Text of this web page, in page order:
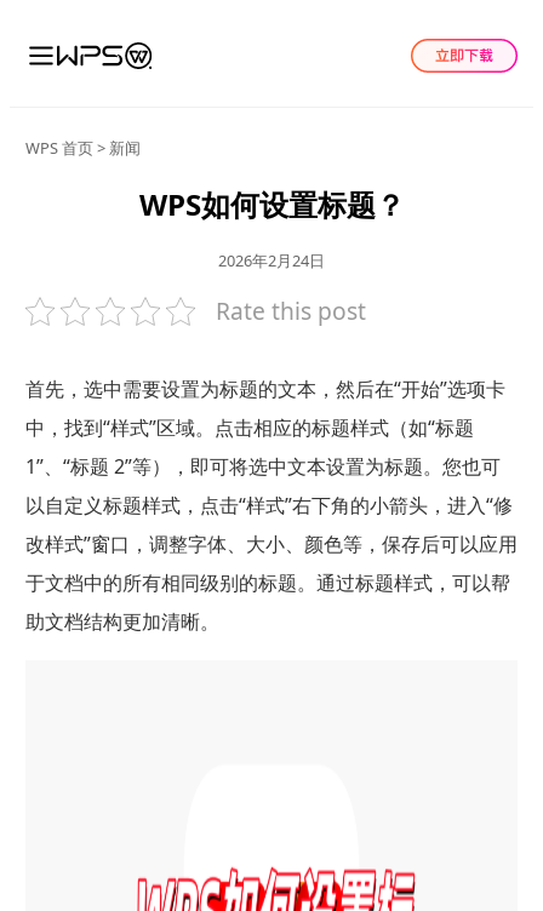
WPS 首页> 新闻
WPS如何设置标题？
2026年2月24日
Rate this post
首先，选中需要设置为标题的文本，然后在“开始”选项卡
中，找到“样式”区域。点击相应的标题样式（如“标题
1”、“标题 2”等），即可将选中文本设置为标题。您也可
以自定义标题样式，点击“样式”右下角的小箭头，进入“修
改样式”窗口，调整字体、大小、颜色等，保存后可以应用
于文档中的所有相同级别的标题。通过标题样式，可以帮
助文档结构更加清晰。